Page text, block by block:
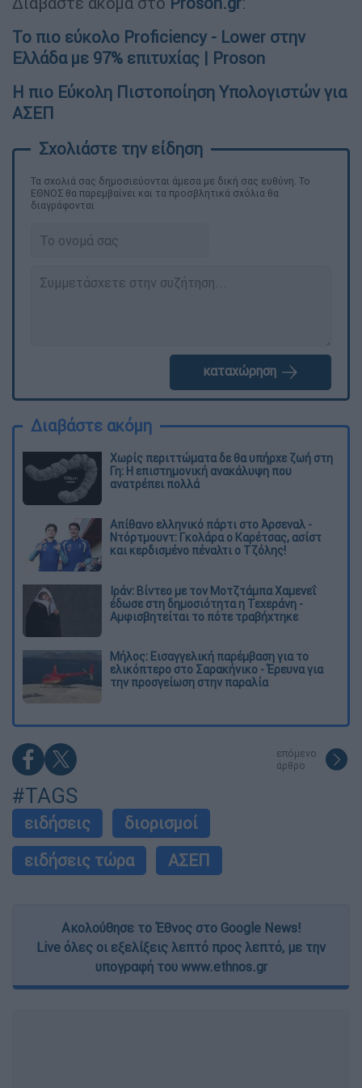
Το πιο εύκολο Proficiency - Lower στην
Ελλάδα με 97% επιτυχίας | Proson
Η πιο Εύκολη Πιστοποίηση Υπολογιστών για
ΑΣΕΠ
Τα σχολιά σας δημοσιεύονται άμεσα με δική σας ευθύνη. Το
ΕΘΝΟΣ θα παρεμβαίνει και τα προσβλητικά σχόλια θα
διαγράφονται
καταχώρηση
Διαβάστε ακόμη
Χωρίς περιττώματα δε θα υπήρχε ζωή στη
Γη: Η επιστημονική ανακάλυψη που
ανατρέπει πολλά
Απίθανο ελληνικό πάρτι στο Άρσεναλ -
Ντόρτμουντ: Γκολάρα ο Καρέτσας, ασίστ
και κερδισμένο πέναλτι ο Τζόλης!
Ιράν: Βίντεο με τον Μοτζτάμπα Χαμενεΐ
έδωσε στη δημοσιότητα η Τεχεράνη -
Αμφισβητείται το πότε τραβήχτηκε
Μήλος: Εισαγγελική παρέμβαση για το
ελικόπτερο στο Σαρακήνικο - Έρευνα για
την προσγείωση στην παραλία
επόμενο
άρθρο
#TAGS
ειδήσεις
διορισμοί
ειδήσεις τώρα
ΑΣΕΠ
Ακολούθησε το Έθνος στο Google News!
Live όλες οι εξελίξεις λεπτό προς λεπτό, με την
υπογραφή του www.ethnos.gr